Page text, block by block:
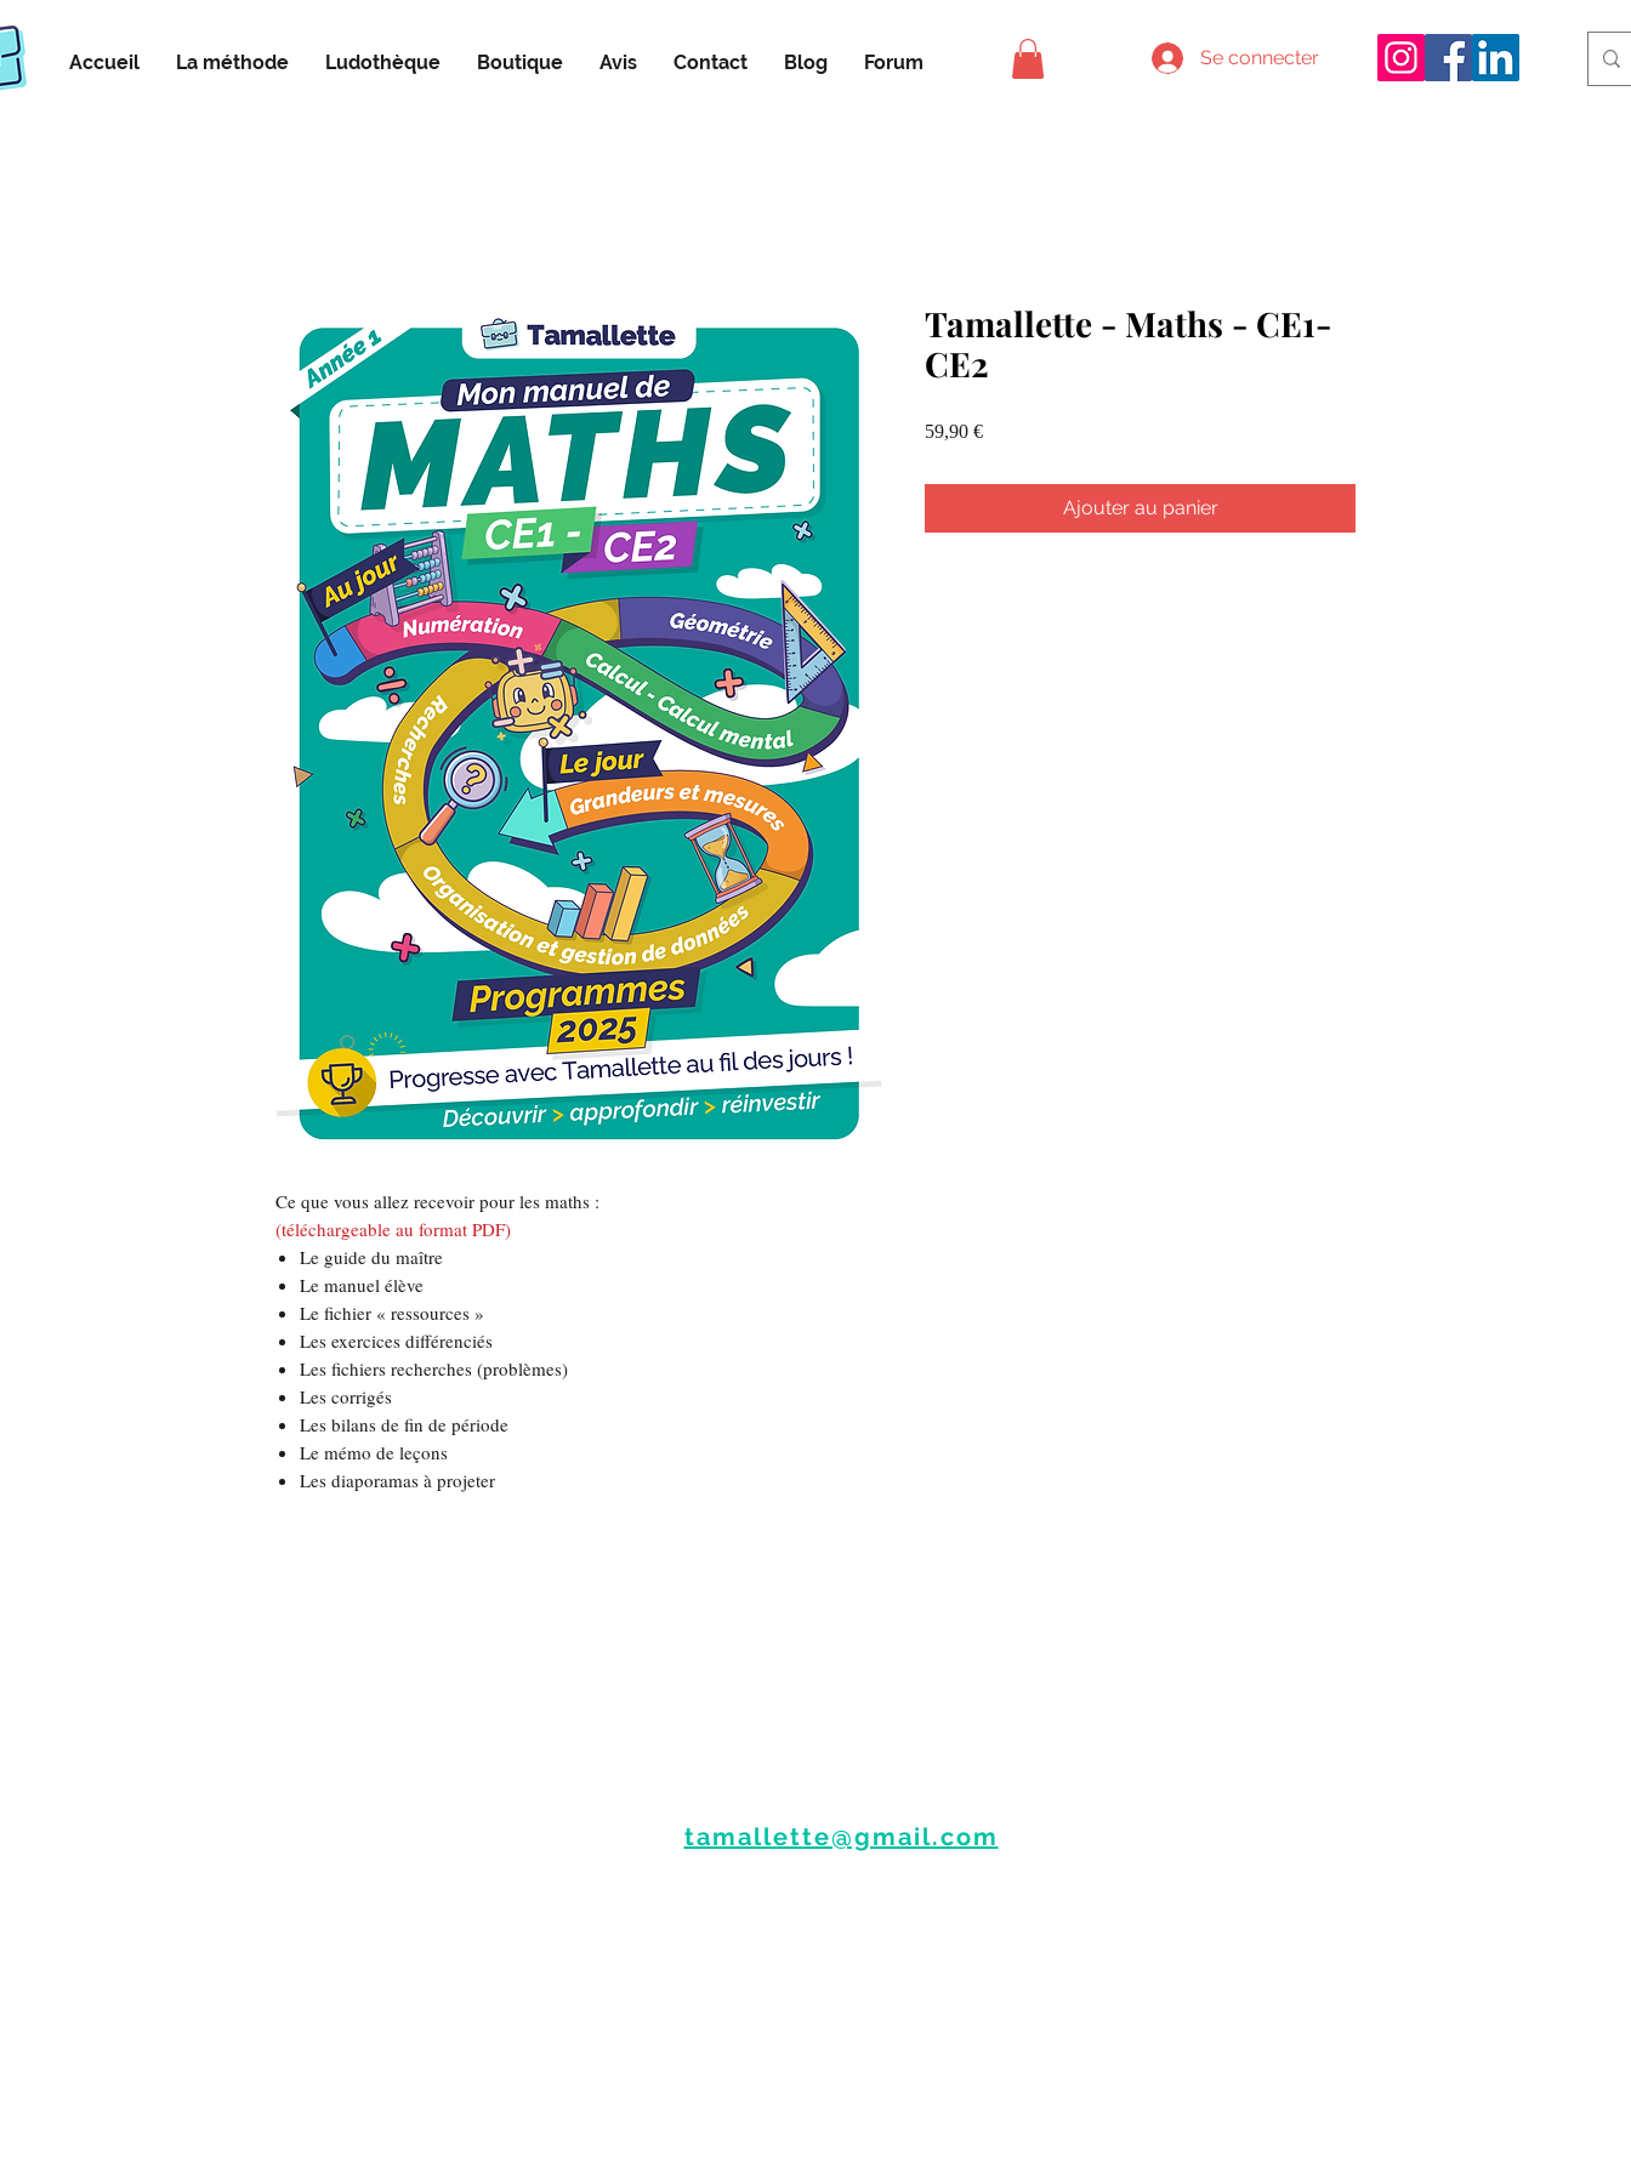
Accueil La méthode Ludothèque Boutique Avis Contact Blog Forum Se connecter
Ce que vous allez recevoir pour les maths :
(téléchargeable au format PDF)
Le guide du maître
Le manuel élève
Le fichier « ressources »
Les exercices différenciés
Les fichiers recherches (problèmes)
Les corrigés
Les bilans de fin de période
Le mémo de leçons
Les diaporamas à projeter
Tamallette - Maths - CE1-
CE2
59,90 €Prix
Ajouter au panier
tamallette@gmail.com